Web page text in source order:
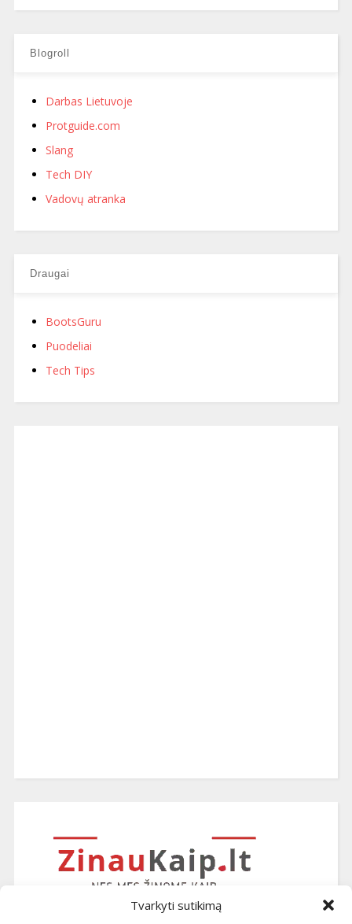
Tvarkyti sutikimą
Blogroll
Darbas Lietuvoje
Protguide.com
Slang
Tech DIY
Vadovų atranka
Draugai
BootsGuru
Puodeliai
Tech Tips